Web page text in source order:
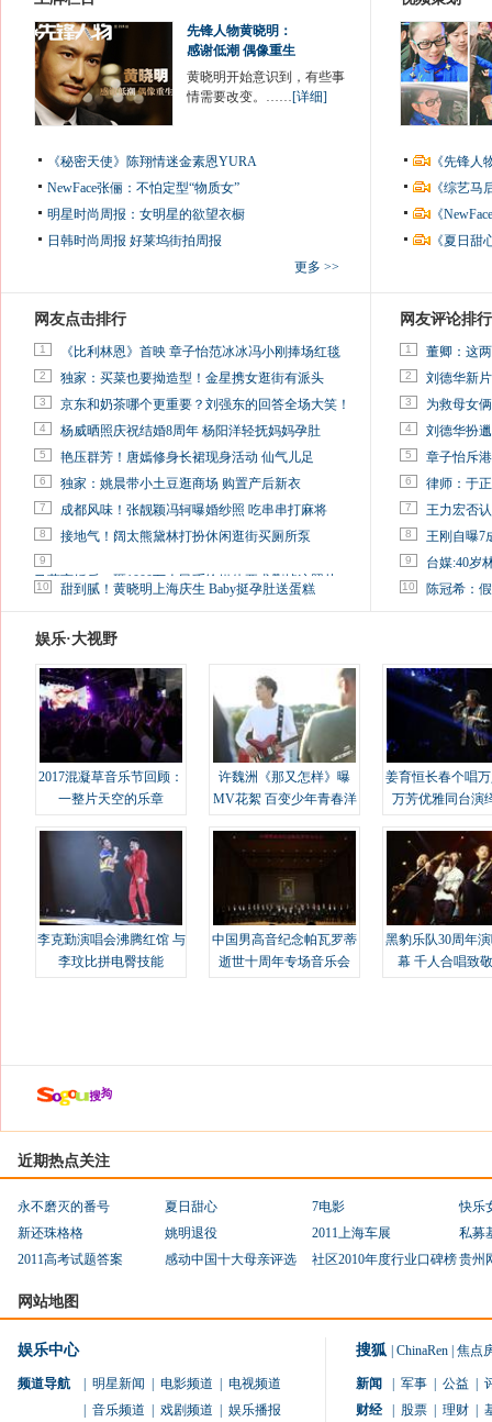
先锋人物黄晓明：
感谢低潮 偶像重生
黄晓明开始意识到，有些事
情需要改变。……[详细]
《秘密天使》陈翔情迷金素恩YURA
NewFace张俪：不怕定型“物质女”
明星时尚周报：女明星的欲望衣橱
日韩时尚周报 好莱坞街拍周报
更多 >>
《先锋
《综艺
《
《夏日
网友点击排行
1 《比利林恩》首映 章子怡范冰冰冯小刚捧场红毯
2 独家：买菜也要拗造型！金星携女逛街有派头
3 京东和奶茶哪个更重要？刘强东的回答全场大笑！
4 杨威晒照庆祝结婚8周年 杨阳洋轻抚妈妈孕肚
5 艳压群芳！唐嫣修身长裙现身活动 仙气儿足
6 独家：姚晨带小土豆逛商场 购置产后新衣
7 成都风味！张靓颖冯轲曝婚纱照 吃串串打麻将
8 接地气！阔太熊黛林打扮休闲逛街买厕所泵
9
马蓉离婚后，砸1000万人民币给媒体要求删掉这照片
10 甜到腻！黄晓明上海庆生 Baby挺孕肚送蛋糕
网友评论排行
1 董卿：这
2 刘德华新
3 为救母女
4 刘德华扮
5 章子怡斥
6 律师：于
7 王力宏否
8 王刚自曝7
9 台媒:40岁
10 陈冠希：
娱乐·大视野
2017混凝草音乐节回顾：
一整片天空的乐章
许魏洲《那又怎样》曝
MV花絮 百变少年青春洋
姜育恒长春个唱
万芳优雅同台演
李克勤演唱会沸腾红馆 与
李玟比拼电臀技能
中国男高音纪念帕瓦罗蒂
逝世十周年专场音乐会
黑豹乐队30周年
幕 千人合唱致
近期热点关注
永不磨灭的番号 夏日甜心 7电影
快乐
新还珠格格
姚明退役 2011上海车展
私募
2011高考试题答案
感动中国十大母亲评选 社区2010年度行业口碑榜贵州
网站地图
娱乐中心
频道导航 明星新闻 电影频道
电视频道
音乐频道 戏剧频道
娱乐播报
搜狐 ChinaRen 焦点
新闻 军事 公益
财经
股票 理财